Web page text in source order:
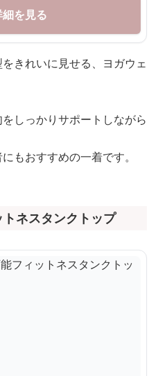
を見る
きれいに見せる、ヨガウェ
しっかりサポートしながら
もおすすめの一着です。
ネスタンクトップ